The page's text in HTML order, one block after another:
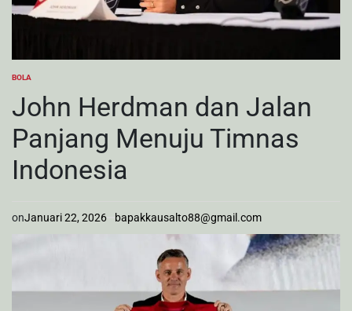
POSTED
BOLA
John Herdman dan Jalan
Panjang Menuju Timnas
Indonesia
onJanuari 22, 2026 bapakkausalto88@gmail.com